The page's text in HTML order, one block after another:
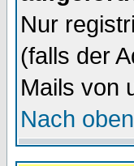
Nur
(falls der
Mails von
Nach oben